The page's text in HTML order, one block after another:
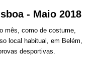
- Maio 2018
mês, como de costume,
local habitual, em Belém,
desportivas.
Lisboa - Maio 2018